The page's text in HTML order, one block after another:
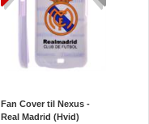
Fan Cover til Nexus -
Real Madrid (Hvid)